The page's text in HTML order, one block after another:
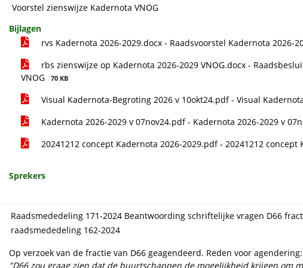
Voorstel zienswijze Kadernota VNOG
Bijlagen
rvs Kadernota 2026-2029.docx - Raadsvoorstel Kadernota 2026-
rbs zienswijze op Kadernota 2026-2029 VNOG.docx -
VNOG
70 KB
Visual Kadernota-Begroting 2026 v 10okt24.pdf - Visual
Kadernota 2026-2029 v 07nov24.pdf - Kadernota 2026-2029 v
20241212 concept Kadernota 2026-2029.pdf - 20241212 concept
Sprekers
Raadsmededeling 171-2024 Beantwoording schriftelijke vragen D66
raadsmededeling 162-2024
Op verzoek van de fractie van D66 geagendeerd. Reden voor agendering:
"D66 zou graag zien dat de buurtschappen de mogelijkheid krijgen om